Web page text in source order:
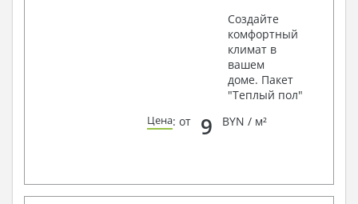
Создайте
комфортный
климат в
вашем
доме. Пакет
"Теплый пол"
Цена: от 9 BYN / м²